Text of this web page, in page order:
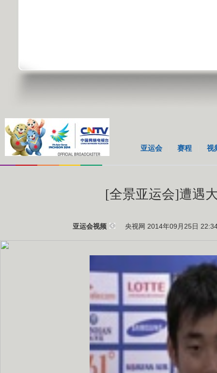
亚运会 赛程 视
[全景亚运会]遭遇
亚运会视频 央视网 2014年09月25日